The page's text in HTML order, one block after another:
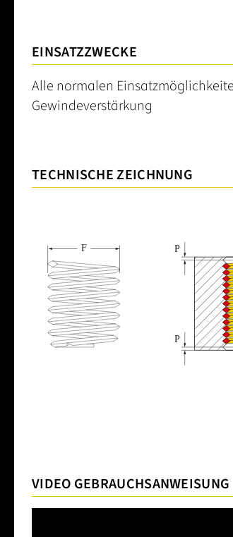
EINSATZZWECKE
Alle normalen
Gewindeverstärkung
TECHNISCHE ZEICHNUNG
VIDEO GEBRAUCHSANWEISUNG